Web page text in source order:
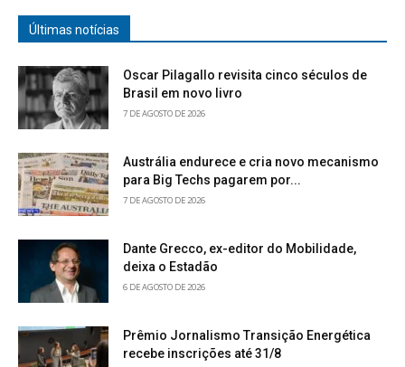
Últimas notícias
Oscar Pilagallo revisita cinco séculos de
Brasil em novo livro
7 DE AGOSTO DE 2026
Austrália endurece e cria novo mecanismo
para Big Techs pagarem por...
7 DE AGOSTO DE 2026
Dante Grecco, ex-editor do Mobilidade,
deixa o Estadão
6 DE AGOSTO DE 2026
Prêmio Jornalismo Transição Energética
recebe inscrições até 31/8